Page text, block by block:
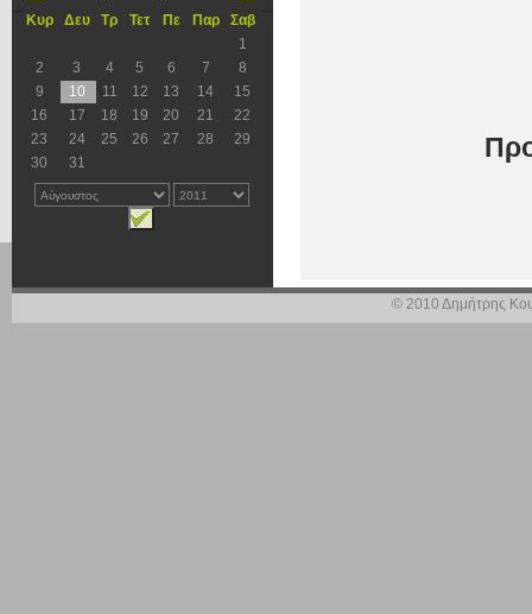
Κυρ Δευ Τρ Τετ Πε Παρ
Σαβ
1
2
3 4 5 6 7
8
9
10 11 12 13 14
15
16
17 18 19 20 21
22
23
24 25 26 27 28
29
30
31
© 2010 Δημήτρης